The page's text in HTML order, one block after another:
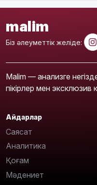
malim
Біз әлеуметтік желіде:
Malim — анализге
пікірлер мен эксклюзив
Айдарлар
Саясат
Аналитика
Қоғам
Мәдениет